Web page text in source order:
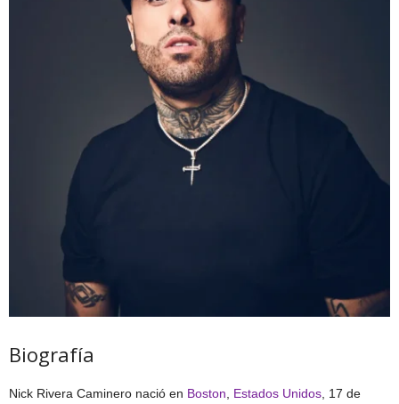
Biografía
Nick Rivera Caminero nació en Boston Estados Unidos , 17 de